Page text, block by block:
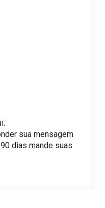
sua mensagem
dias mande suas